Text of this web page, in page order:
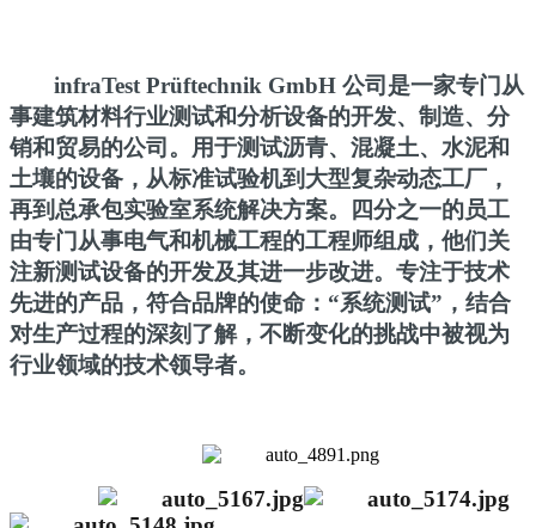
infraTest Prüftechnik GmbH 公司是一家专门从
事建筑材料行业测试和分析设备的开发、制造、分
销和贸易的公司。用于测试沥青、混凝土、水泥和
土壤的设备，从标准试验机到大型复杂动态工厂，
再到总承包实验室系统解决方案。四分之一的员工
由专门从事电气和机械工程的工程师组成，他们关
注新测试设备的开发及其进一步改进。专注于技术
先进的产品，符合品牌的使命：“系统测试”，结合
对生产过程的深刻了解，不断变化的挑战中被视为
行业领域的技术领导者。